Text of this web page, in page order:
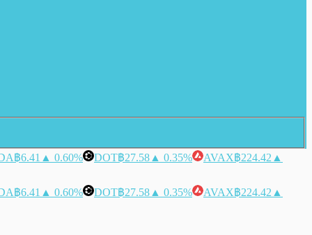
฿6.41 ▲ 0.60% DOT฿27.58 ▲ 0.35% AVAX฿224.42 ▲
฿6.41 ▲ 0.60% DOT฿27.58 ▲ 0.35% AVAX฿224.42 ▲